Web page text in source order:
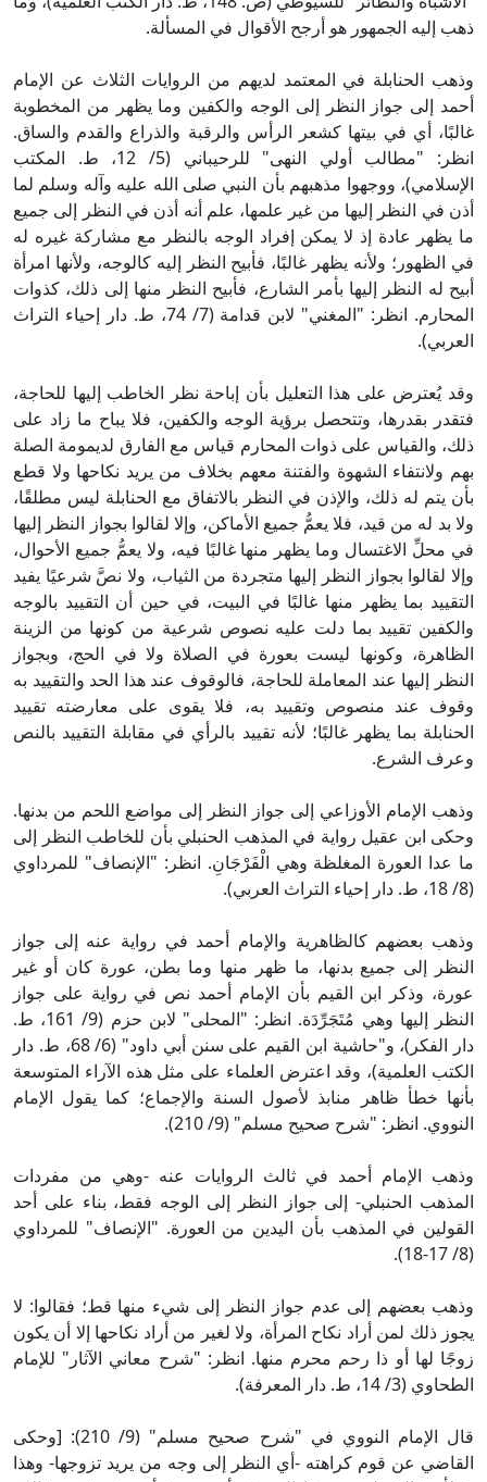
ذهب إليه الجمهور هو أرجح الأقوال في المسألة.
وذهب الحنابلة في المعتمد لديهم من الروايات الثلاث عن الإمام
أحمد إلى جواز النظر إلى الوجه والكفين وما يظهر من المخطوبة
غالبًا، أي في بيتها كشعر الرأس والرقبة والذراع والقدم والساق.
انظر: "مطالب أولي النهى" للرحيباني (5/ 12، ط. المكتب
الإسلامي)، ووجهوا مذهبهم بأن النبي صلى الله عليه وآله وسلم لما
أذن في النظر إليها من غير علمها، علم أنه أذن في النظر إلى جميع
ما يظهر عادة إذ لا يمكن إفراد الوجه بالنظر مع مشاركة غيره له
في الظهور؛ ولأنه يظهر غالبًا، فأبيح النظر إليه كالوجه، ولأنها امرأة
أبيح له النظر إليها بأمر الشارع، فأبيح النظر منها إلى ذلك، كذوات
المحارم. انظر: "المغني" لابن قدامة (7/ 74، ط. دار إحياء التراث
العربي).
وقد يُعترض على هذا التعليل بأن إباحة نظر الخاطب إليها للحاجة،
فتقدر بقدرها، وتتحصل برؤية الوجه والكفين، فلا يباح ما زاد على
ذلك، والقياس على ذوات المحارم قياس مع الفارق لديمومة الصلة
بهم ولانتفاء الشهوة والفتنة معهم بخلاف من يريد نكاحها ولا قطع
بأن يتم له ذلك، والإذن في النظر بالاتفاق مع الحنابلة ليس مطلقًا،
ولا بد له من قيد، فلا يعمُّ جميع الأماكن، وإلا لقالوا بجواز النظر إليها
في محلِّ الاغتسال وما يظهر منها غالبًا فيه، ولا يعمُّ جميع الأحوال،
وإلا لقالوا بجواز النظر إليها متجردة من الثياب، ولا نصَّ شرعيًا يفيد
التقييد بما يظهر منها غالبًا في البيت، في حين أن التقييد بالوجه
والكفين تقييد بما دلت عليه نصوص شرعية من كونها من الزينة
الظاهرة، وكونها ليست بعورة في الصلاة ولا في الحج، وبجواز
النظر إليها عند المعاملة للحاجة، فالوقوف عند هذا الحد والتقييد به
وقوف عند منصوص وتقييد به، فلا يقوى على معارضته تقييد
الحنابلة بما يظهر غالبًا؛ لأنه تقييد بالرأي في مقابلة التقييد بالنص
وعرف الشرع.
وذهب الإمام الأوزاعي إلى جواز النظر إلى مواضع اللحم من بدنها.
وحكى ابن عقيل رواية في المذهب الحنبلي بأن للخاطب النظر إلى
ما عدا العورة المغلظة وهي الْفَرْجَانِ. انظر: "الإنصاف" للمرداوي
(8/ 18، ط. دار إحياء التراث العربي).
وذهب بعضهم كالظاهرية والإمام أحمد في رواية عنه إلى جواز
النظر إلى جميع بدنها، ما ظهر منها وما بطن، عورة كان أو غير
عورة، وذكر ابن القيم بأن الإمام أحمد نص في رواية على جواز
النظر إليها وهي مُتَجَرِّدَة. انظر: "المحلى" لابن حزم (9/ 161، ط.
دار الفكر)، و"حاشية ابن القيم على سنن أبي داود" (6/ 68، ط. دار
الكتب العلمية)، وقد اعترض العلماء على مثل هذه الآراء المتوسعة
بأنها خطأ ظاهر منابذ لأصول السنة والإجماع؛ كما يقول الإمام
النووي. انظر: "شرح صحيح مسلم" (9/ 210).
وذهب الإمام أحمد في ثالث الروايات عنه -وهي من مفردات
المذهب الحنبلي- إلى جواز النظر إلى الوجه فقط، بناء على أحد
القولين في المذهب بأن اليدين من العورة. "الإنصاف" للمرداوي
(8/ 17-18).
وذهب بعضهم إلى عدم جواز النظر إلى شيء منها قط؛ فقالوا: لا
يجوز ذلك لمن أراد نكاح المرأة، ولا لغير من أراد نكاحها إلا أن يكون
زوجًا لها أو ذا رحم محرم منها. انظر: "شرح معاني الآثار" للإمام
الطحاوي (3/ 14، ط. دار المعرفة).
قال الإمام النووي في "شرح صحيح مسلم" (9/ 210): [وحكى
القاضي عن قوم كراهته -أي النظر إلى وجه من يريد تزوجها- وهذا